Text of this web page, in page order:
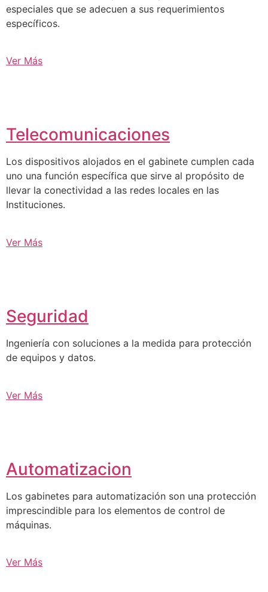
especiales que se adecuen a sus requerimientos
específicos.
Ver Más
Telecomunicaciones
Los dispositivos alojados en el gabinete cumplen cada
uno una función específica que sirve al propósito de
llevar la conectividad a las redes locales en las
Instituciones.
Ver Más
Seguridad
Ingeniería con soluciones a la medida para protección
de equipos y datos.
Ver Más
Automatizacion
Los gabinetes para automatización son una protección
imprescindible para los elementos de control de
máquinas.
Ver Más